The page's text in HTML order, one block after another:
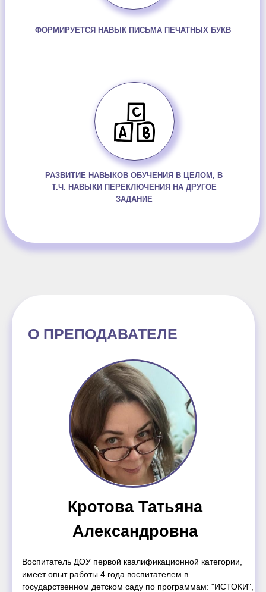
ФОРМИРУЕТСЯ НАВЫК ПИСЬМА ПЕЧАТНЫХ БУКВ
РАЗВИТИЕ НАВЫКОВ ОБУЧЕНИЯ В ЦЕЛОМ, В
Т.Ч. НАВЫКИ ПЕРЕКЛЮЧЕНИЯ НА ДРУГОЕ
ЗАДАНИЕ
О ПРЕПОДАВАТЕЛЕ
Кротова Татьяна
Александровна
Воспитатель ДОУ первой квалификационной категории,
имеет опыт работы 4 года воспитателем в
государственном детском саду по программам: "ИСТОКИ",